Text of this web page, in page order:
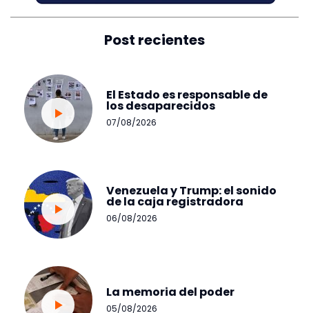
Post recientes
El Estado es responsable de
los desaparecidos
07/08/2026
Venezuela y Trump: el sonido
de la caja registradora
06/08/2026
La memoria del poder
05/08/2026